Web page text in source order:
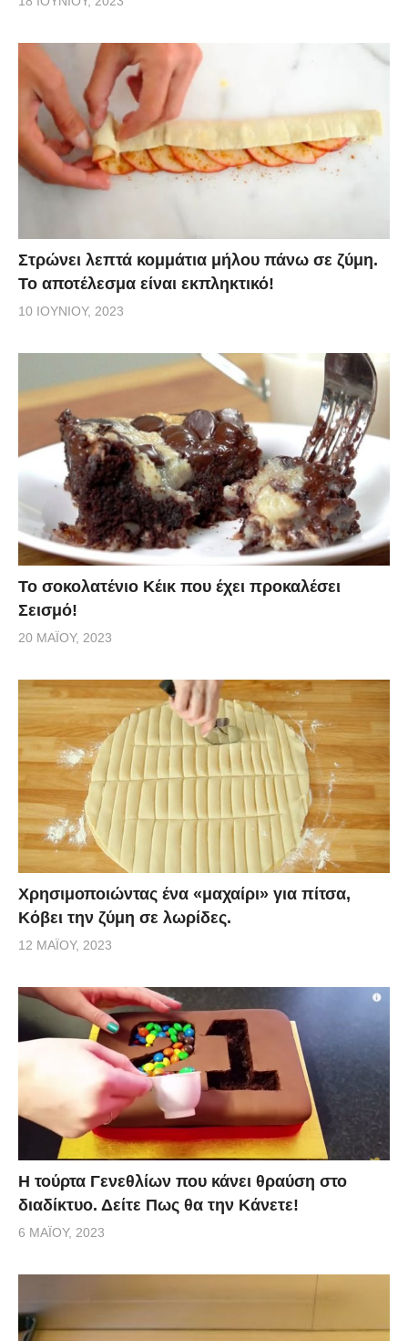
Στρώνει λεπτά κομμάτια μήλου πάνω σε ζύμη.
Το αποτέλεσμα είναι εκπληκτικό!
10 ΙΟΥΝΊΟΥ, 2023
Το σοκολατένιο Κέικ που έχει προκαλέσει
Σεισμό!
20 ΜΑΪ́ΟΥ, 2023
Χρησιμοποιώντας ένα «μαχαίρι» για πίτσα,
Κόβει την ζύμη σε λωρίδες.
12 ΜΑΪ́ΟΥ, 2023
Η τούρτα Γενεθλίων που κάνει θραύση στο
διαδίκτυο. Δείτε Πως θα την Κάνετε!
6 ΜΑΪ́ΟΥ, 2023